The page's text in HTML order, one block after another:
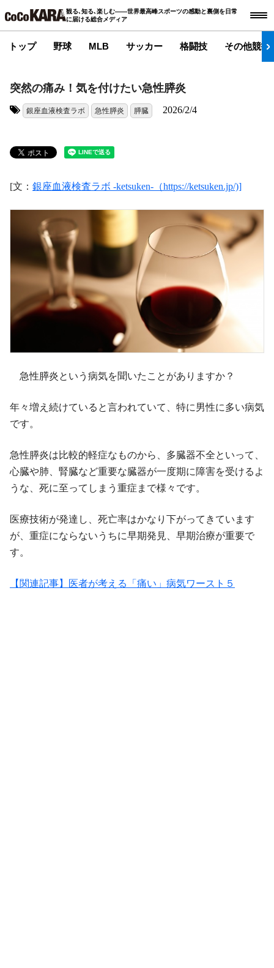
観る､知る､楽しむ――世界最高峰スポーツの感動と裏側を日常
に届ける総合メディア
トップ 野球 MLB サッカー 格闘技 その他競技
突然の痛み！気を付けたい急性膵炎
銀座血液検査ラボ 急性膵炎 膵臓 2026/2/4
[文： 銀座血液検査ラボ -ketsuken-（https://ketsuken.jp/)]
急性膵炎という病気を聞いたことがありますか？
年々増え続けていると言われていて、特に男性に多い病気
です。
急性膵炎は比較的軽症なものから、多臓器不全といって、
心臓や肺、腎臓など重要な臓器が一度期に障害を受けるよ
うな、死に至ってしまう重症まで様々です。
医療技術が発達し、死亡率はかなり下がってきています
が、重症にならないうちに早期発見、早期治療が重要で
す。
【関連記事】医者が考える「痛い」病気ワースト５